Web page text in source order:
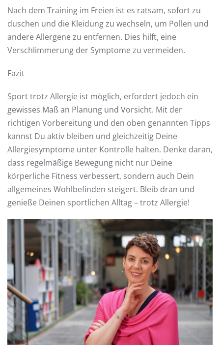
Nach dem Training im Freien ist es ratsam, sofort zu
duschen und die Kleidung zu wechseln, um Pollen und
andere Allergene zu entfernen. Dies hilft, eine
Verschlimmerung der Symptome zu vermeiden.
Fazit
Sport trotz Allergie ist möglich, erfordert jedoch ein
gewisses Maß an Planung und Vorsicht. Mit der
richtigen Vorbereitung und den oben genannten Tipps
kannst Du aktiv bleiben und gleichzeitig Deine
Allergiesymptome unter Kontrolle halten. Denke daran,
dass regelmäßige Bewegung nicht nur Deine
körperliche Fitness verbessert, sondern auch Dein
allgemeines Wohlbefinden steigert. Bleib dran und
genieße Deinen sportlichen Alltag – trotz Allergie!